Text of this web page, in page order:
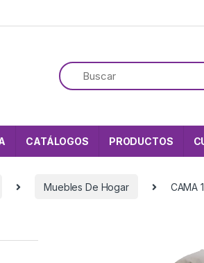
CATÁLOGOS PRODUCTOS
Muebles De Hogar CAMA